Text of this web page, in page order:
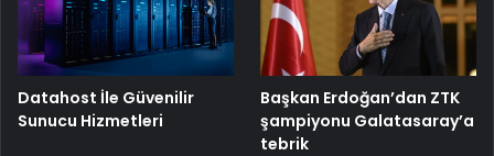
Datahost İle Güvenilir
Sunucu Hizmetleri
Başkan Erdoğan’dan ZTK
şampiyonu Galatasaray’a
tebrik